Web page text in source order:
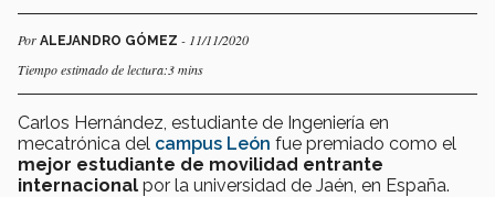
Por ALEJANDRO GÓMEZ - 11/11/2020
Tiempo estimado de lectura:3 mins
Carlos Hernández, estudiante de Ingeniería en
mecatrónica del campus León fue premiado como el
mejor estudiante de movilidad entrante
internacional por la universidad de Jaén, en España.